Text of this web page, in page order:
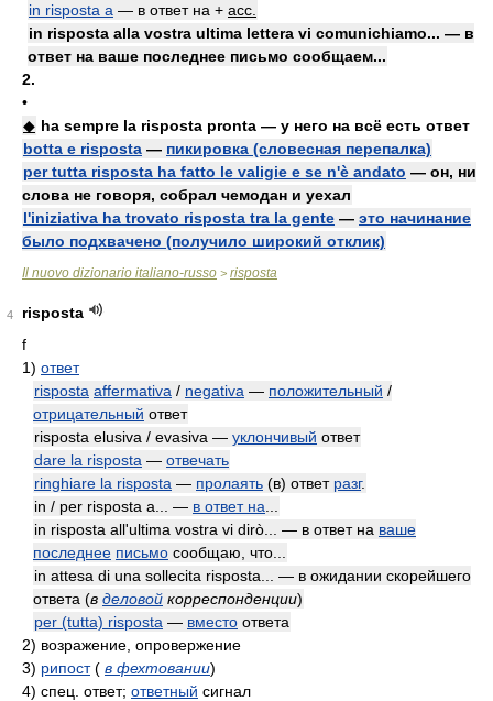
in risposta a — в ответ на + acc.
in risposta alla vostra ultima lettera vi comunichiamo... — в
ответ на ваше последнее письмо сообщаем...
2.
•
◆ ha sempre la risposta pronta — у него на всё есть ответ
botta e risposta — пикировка (словесная перепалка)
per tutta risposta ha fatto le valigie e se n'è andato — он, ни
слова не говоря, собрал чемодан и уехал
l'iniziativa ha trovato risposta tra la gente — это начинание
было подхвачено (получило широкий отклик)
Il nuovo dizionario italiano-russo > risposta
4
risposta
f
1) ответ
risposta affermativa / negativa — положительный /
отрицательный ответ
risposta elusiva / evasiva — уклончивый ответ
dare la risposta — отвечать
ringhiare la risposta — пролаять (в) ответ разг.
in / per risposta a... — в ответ на
in risposta all'ultima vostra vi dirò... — в ответ на ваше
последнее письмо сообщаю, что...
in attesa di una sollecita risposta... — в ожидании скорейшего
ответа (в деловой корреспонденции)
per (tutta) risposta — вместо ответа
2) возражение, опровержение
3) рипост ( в фехтовании)
4) спец. ответ; ответный сигнал